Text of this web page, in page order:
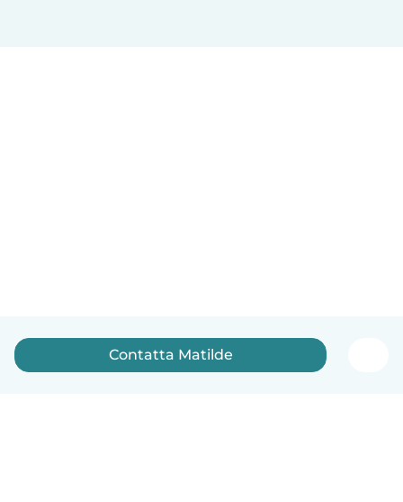
Contatta Matilde